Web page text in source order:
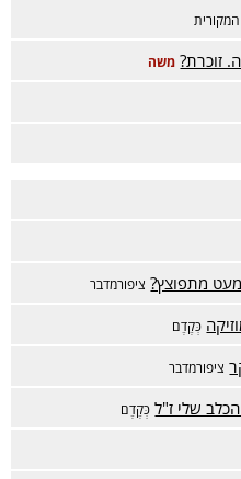
המקורית
זוכרת? משה
מתפוצץ? ציפורמדבר
כְּקֶדֶם
ציפורמדבר
שלי ז"ל כְּקֶדֶם